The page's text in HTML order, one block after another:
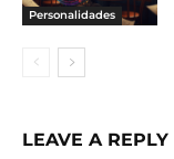
Personalidades
LEAVE A REPLY